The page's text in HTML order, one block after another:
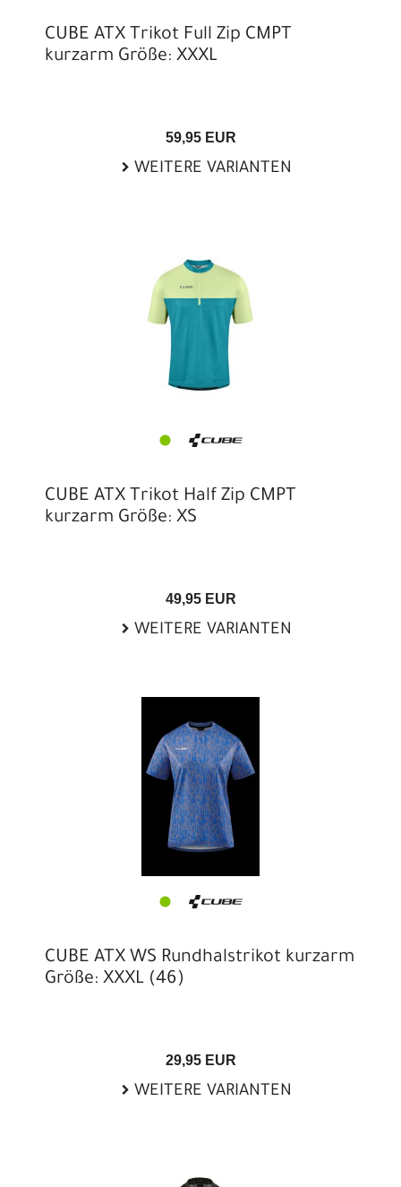
CUBE ATX Trikot Full Zip CMPT
kurzarm Größe: XXXL
59,95 EUR
WEITERE VARIANTEN
CUBE ATX Trikot Half Zip CMPT
kurzarm Größe: XS
49,95 EUR
WEITERE VARIANTEN
CUBE ATX WS Rundhalstrikot kurzarm
Größe: XXXL (46)
29,95 EUR
WEITERE VARIANTEN